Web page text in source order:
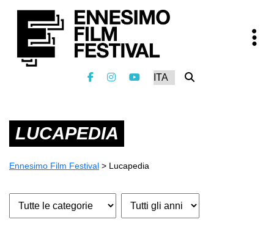
LUCAPEDIA
Ennesimo Film Festival > Lucapedia